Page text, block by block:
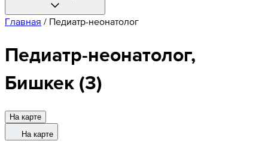
Главная / Педиатр-неонатолог
Педиатр-неонатолог,
Бишкек(3)
На карте
На карте